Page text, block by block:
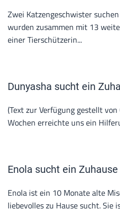
Zwei Katzengeschwister
wurden zusammen mit 13
einer Tierschützerin...
Dunyasha sucht ein
(Text zur Verfügung gestellt
Wochen erreichte uns ein
Enola sucht ein Zuhause
Enola ist ein 10 Monate alte
liebevolles zu Hause sucht. Sie